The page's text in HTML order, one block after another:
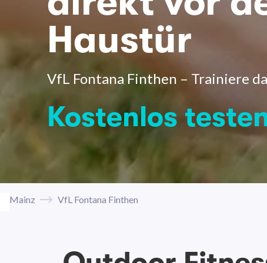
Haustür
VfL Fontana Finthen – Trainiere
Kostenlos
Mainz VfL Fontana Finthen